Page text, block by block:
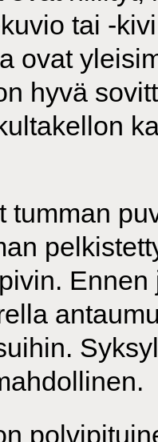
tai -
ovat
hyvä
tumman